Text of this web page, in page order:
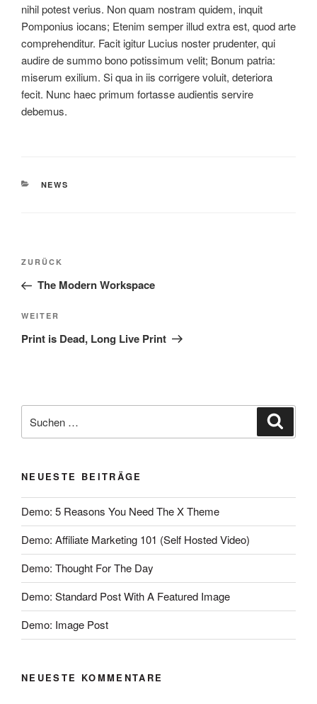
nihil potest verius. Non quam nostram quidem, inquit
Pomponius iocans; Etenim semper illud extra est, quod arte
comprehenditur. Facit igitur Lucius noster prudenter, qui
audire de summo bono potissimum velit; Bonum patria:
miserum exilium. Si qua in iis corrigere voluit, deteriora
fecit. Nunc haec primum fortasse audientis servire
debemus.
NEWS
ZURÜCK
The Modern Workspace
WEITER
Print is Dead, Long Live Print
NEUESTE BEITRÄGE
Demo: 5 Reasons You Need The X Theme
Demo: Affiliate Marketing 101 (Self Hosted Video)
Demo: Thought For The Day
Demo: Standard Post With A Featured Image
Demo: Image Post
NEUESTE KOMMENTARE